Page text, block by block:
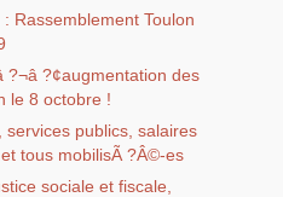
: Rassemblement Toulon
?¬â ?¢augmentation des
le 8 octobre !
services publics, salaires
tous mobilisÃ ?Â©-es
sociale et fiscale,